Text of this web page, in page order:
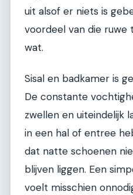
uit alsof er niets is
voordeel van die
wat.
Sisal en badkamer is
De constante
zwellen en uiteindelijk
in een hal of entree
dat natte schoenen
blijven liggen. Een
voelt misschien